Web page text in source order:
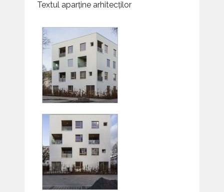
Textul aparține arhitecților